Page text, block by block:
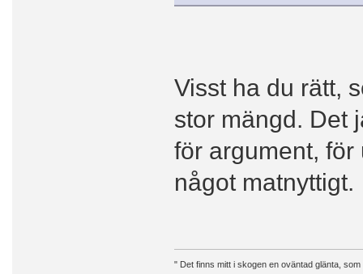
Visst ha du rätt,
stor mängd. Det
för argument,
något matnyttigt.
" Det finns mitt i skogen en oväntad glänta,